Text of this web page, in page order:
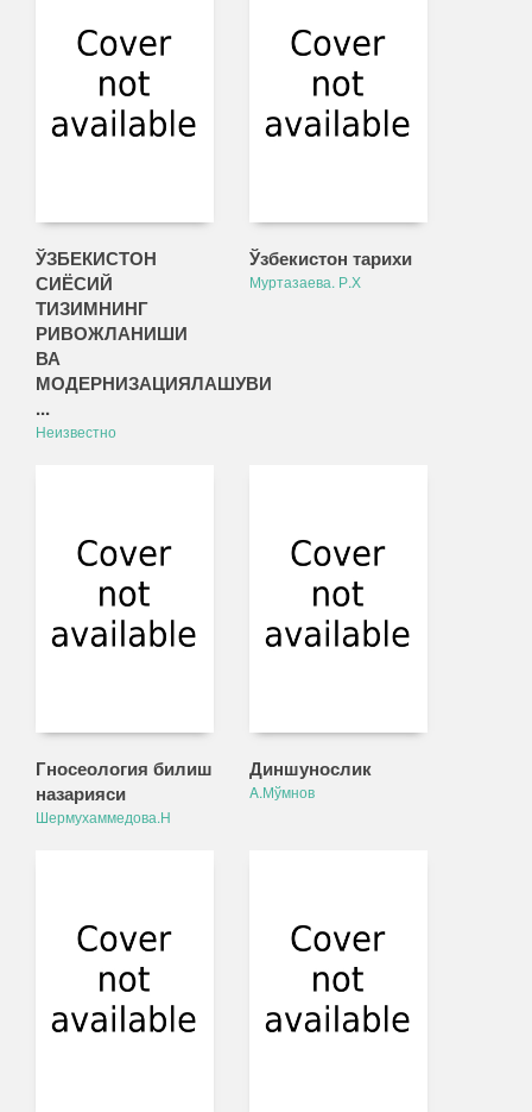
ЎЗБЕКИСТОН
СИЁСИЙ
ТИЗИМНИНГ
РИВОЖЛАНИШИ
ВА
МОДЕРНИЗАЦИЯЛАШУВИ
...
Неизвестно
Ўзбекистон тарихи
Муртазаева. Р.Х
Гносеология билиш
назарияси
Шермухаммедова.Н
Диншунослик
A.Мўмнов